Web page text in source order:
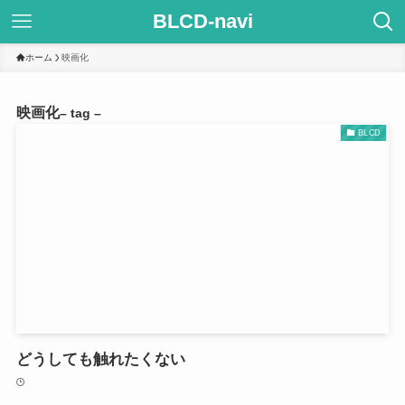
BLCD-navi
ホーム 映画化
映画化– tag –
BLCD
どうしても触れたくない